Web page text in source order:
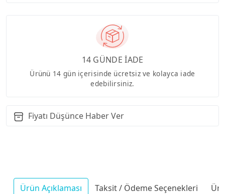
14 GÜNDE İADE
Ürünü 14 gün içerisinde ücretsiz ve kolayca iade
edebilirsiniz.
Fiyatı Düşünce Haber Ver
Ürün Açıklaması Taksit / Ödeme Seçenekleri